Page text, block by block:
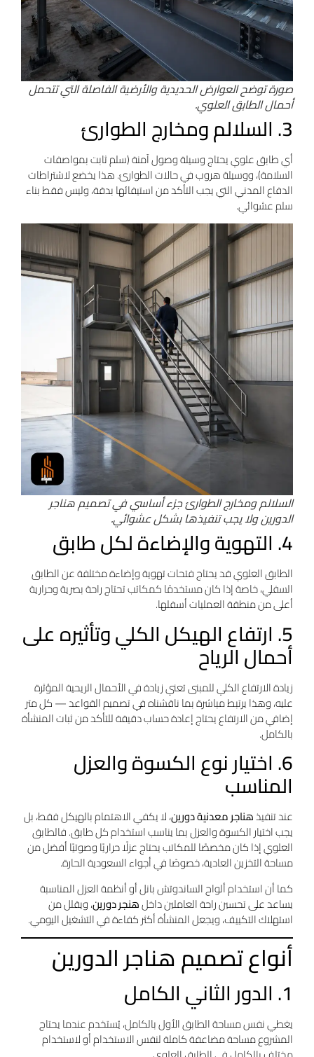
صورة توضح العوارض الحديدية والأرضية الفاصلة التي تتحمل
أحمال الطابق العلوي.
3. السلالم ومخارج الطوارئ
أي طابق علوي يحتاج وسيلة وصول آمنة (سلم ثابت بمواصفات
السلامة)، ووسيلة هروب في حالات الطوارئ. هذا يخضع لاشتراطات
الدفاع المدني التي يجب التأكد من استيفائها بدقة، وليس فقط بناء
سلم عشوائي.
السلالم ومخارج الطوارئ جزء أساسي في تصميم هناجر
الدورين ولا يجب تنفيذها بشكل عشوائي.
4. التهوية والإضاءة لكل طابق
الطابق العلوي قد يحتاج فتحات تهوية وإضاءة مختلفة عن الطابق
السفلي، خاصة إذا كان مستخدمًا كمكاتب تحتاج راحة بصرية وحرارية
أعلى من منطقة العمليات أسفلها.
5. ارتفاع الهيكل الكلي وتأثيره على
أحمال الرياح
زيادة الارتفاع الكلي للمبنى تعني زيادة في الأحمال الريحية المؤثرة
عليه، وهذا يرتبط مباشرة بما ناقشناه في تصميم القواعد — كل متر
إضافي من الارتفاع يحتاج إعادة حساب دقيقة للتأكد من ثبات المنشأة
بالكامل.
6. اختيار نوع الكسوة والعزل
المناسب
عند تنفيذهناجر معدنية دورين، لا يكفي الاهتمام بالهيكل فقط، بل
يجب اختيار الكسوة والعزل بما يناسب استخدام كل طابق. فالطابق
العلوي إذا كان مخصصًا للمكاتب يحتاج عزلًا حراريًا وصوتيًا أفضل من
مساحة التخزين العادية، خصوصًا في أجواء السعودية الحارة.
كما أن استخدام ألواح الساندوتش بانل أو أنظمة العزل المناسبة
يساعد على تحسين راحة العاملين داخلهنجر دورين، ويقلل من
استهلاك التكييف، ويجعل المنشأة أكثر كفاءة في التشغيل اليومي.
أنواع تصميم هناجر الدورين
1. الدور الثاني الكامل
يغطي نفس مساحة الطابق الأول بالكامل، يُستخدم عندما يحتاج
المشروع مساحة مضاعفة كاملة لنفس الاستخدام أو لاستخدام